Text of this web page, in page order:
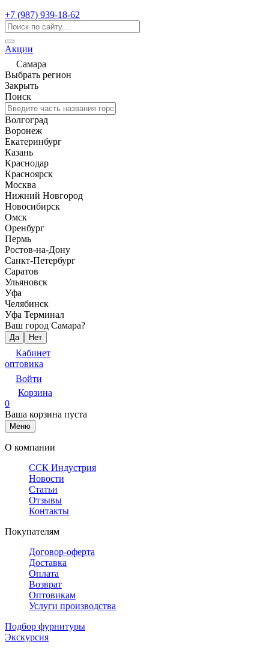
+7 (987) 939-18-62
Акции
Самара
Выбрать регион
Закрыть
Поиск
Волгоград
Воронеж
Екатеринбург
Казань
Краснодар
Красноярск
Москва
Нижний Новгород
Новосибирск
Омск
Оренбург
Пермь
Ростов-на-Дону
Санкт-Петербург
Саратов
Ульяновск
Уфа
Челябинск
Уфа Терминал
Ваш город Самара?
Да Нет
Кабинет
оптовика
Войти
Корзина
0
Ваша корзина пуста
Меню
О компании
ССК Индустрия
Новости
Статьи
Отзывы
Контакты
Покупателям
Договор-оферта
Доставка
Оплата
Возврат
Оптовикам
Услуги производства
Подбор фурнитуры
Экскурсия